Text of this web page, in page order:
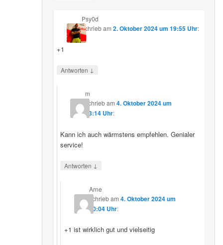
Psy0d
schriebam 2. Oktober 2024 um 19:55 Uhr:
+1
Antworten ↓
m
schriebam4. Oktober 2024 um
13:14 Uhr:
Kann ich auch wärmstens empfehlen. Genialer
service!
Antworten ↓
Arne
schriebam 4. Oktober 2024 um
20:04 Uhr:
+1 ist wirklich gut und vielseitig